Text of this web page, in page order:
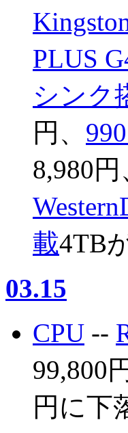
PLUS
シンク
円、
8,980円
載4TB
03.15
CPU --
99,800
円に下